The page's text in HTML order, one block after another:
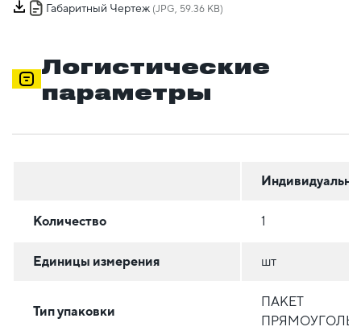
Габаритный Чертеж (JPG, 59.36 KB)
Логистические
параметры
Количество 1
Единицы измерения шт
Тип упаковки
ПАКЕТ